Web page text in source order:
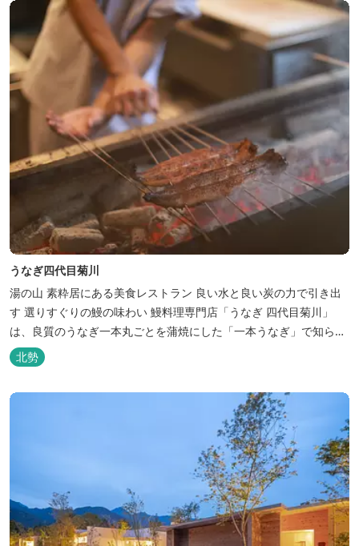
天然の水の力...
うなぎ四代目菊川
湯の山 素粋居にある美食レストラン 良い水と良い炭の力で引き出
す 選りすぐりの鰻の味わい 鰻料理専門店「うなぎ 四代目菊川」
は、良質のうなぎ一本丸ごとを蒲焼にした「一本うなぎ」で知られ
ます。大きさも太さも極上の鰻を厳選し、皮をパリッと焼き上げて
も身質がフワッとやわらかい、贅沢な食感を実現。 鮮度抜群の鰻を
北勢